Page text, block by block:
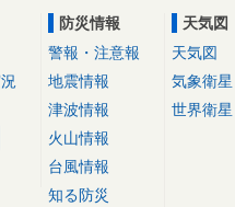
防災情報
警報・注意報
地震情報
津波情報
火山情報
台風情報
知る防災
天気図
天気図
気象衛星
世界衛星